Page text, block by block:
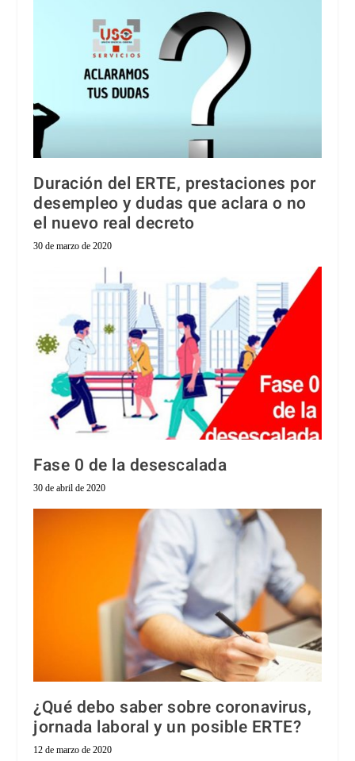
Duración del ERTE, prestaciones por
desempleo y dudas que aclara o no
el nuevo real decreto
30 de marzo de 2020
Fase 0 de la desescalada
30 de abril de 2020
¿Qué debo saber sobre coronavirus,
jornada laboral y un posible ERTE?
12 de marzo de 2020